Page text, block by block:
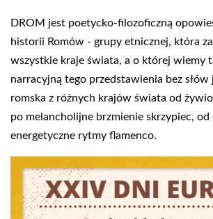
DROM jest poetycko-filozoficzną
historii Romów - grupy etnicznej, która
wszystkie kraje świata, a o której wiemy
narracyjną tego przedstawienia bez słów
romska z różnych krajów świata od
po melancholijne brzmienie skrzypiec, od
energetyczne rytmy flamenco.